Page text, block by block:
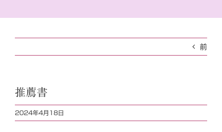
前
推薦書
2024年4月18日